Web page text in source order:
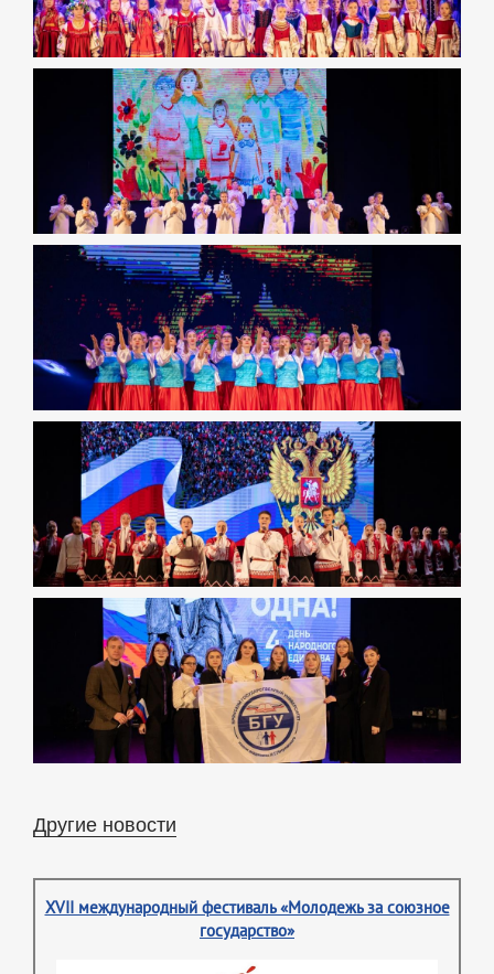
Другие новости
XVII международный фестиваль «Молодежь за союзное
государство»